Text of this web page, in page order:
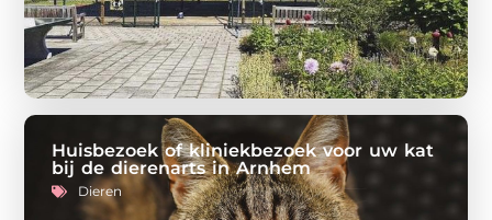
Huisbezoek of kliniekbezoek voor uw kat
bij de dierenarts in Arnhem
Dieren